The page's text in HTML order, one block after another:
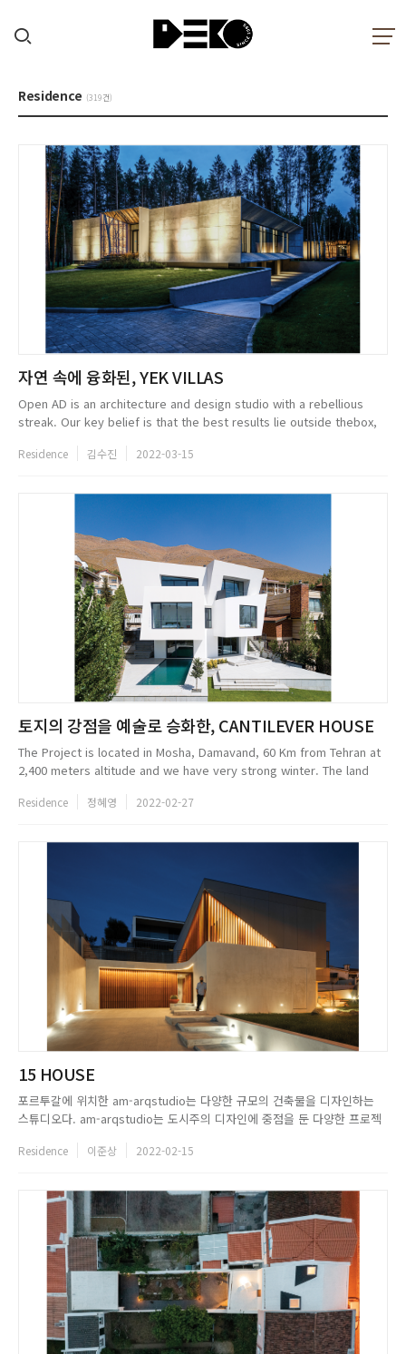
Residence (319건)
자연 속에 융화된, YEK VILLAS
Open AD is an architecture and design studio with a rebellious
streak. Our key belief is that the best results lie outside thebox,
when ch...
Residence 김수진 2022-03-15
토지의 강점을 예술로 승화한, CANTILEVER HOUSE
The Project is located in Mosha, Damavand, 60 Km from Tehran at
2,400 meters altitude and we have very strong winter. The land
of 20%. A...
Residence 정혜영 2022-02-27
15 HOUSE
포르투갈에 위치한 am-arqstudio는 다양한 규모의 건축물을 디자인하는
스튜디오다. am-arqstudio는 도시주의 디자인에 중점을 둔 다양한 프로젝
를 진행, 3D 아키텍처를 적용한 시스템을 구축해왔다. 프로젝트 설계부터 디
Residence 이준상 2022-02-15